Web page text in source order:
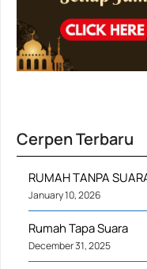
Cerpen Terbaru
RUMAH TANPA
January 10, 2026
Rumah Tapa Suara
December 31, 2025